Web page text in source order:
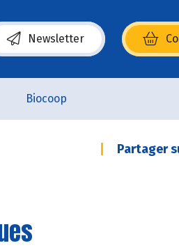
Newsletter
dans une nouvelle fenêtre)
Biocoop
Partager